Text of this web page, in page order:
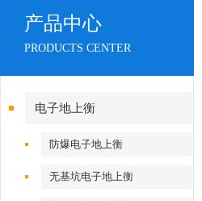
产品中心
PRODUCTS CENTER
电子地上衡
防爆电子地上衡
无基坑电子地上衡